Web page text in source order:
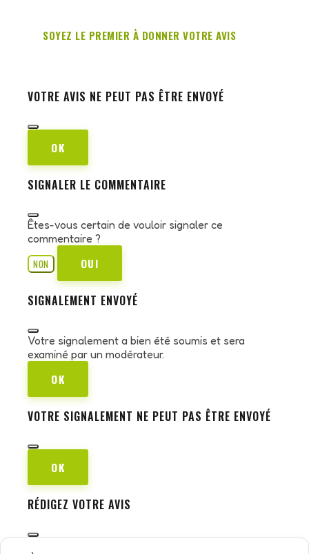
SOYEZ LE PREMIER À DONNER VOTRE AVIS
VOTRE AVIS NE PEUT PAS ÊTRE ENVOYÉ
OK
SIGNALER LE COMMENTAIRE
Êtes-vous certain de vouloir signaler ce
commentaire ?
NON
OUI
SIGNALEMENT ENVOYÉ
Votre signalement a bien été soumis et sera
examiné par un modérateur.
OK
VOTRE SIGNALEMENT NE PEUT PAS ÊTRE ENVOYÉ
OK
RÉDIGEZ VOTRE AVIS